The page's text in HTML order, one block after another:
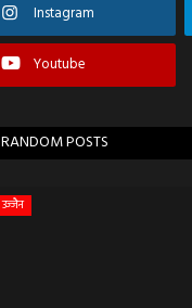
Instagram
Youtube
RANDOM POSTS
उज्जैन